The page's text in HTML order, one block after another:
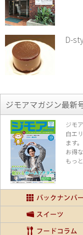
D-
ジモアマガジン最新
ジモ
白エ
ます。
お得
もっ